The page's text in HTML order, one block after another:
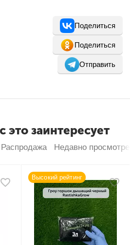
Поделиться
Поделиться
Отправить
это заинтересует
Распродажа Недавно
Высокий рейтинг